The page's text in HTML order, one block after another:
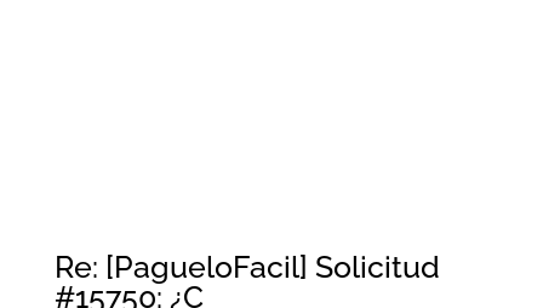
Re: [PagueloFacil] Solicitud
#15750: ¿C